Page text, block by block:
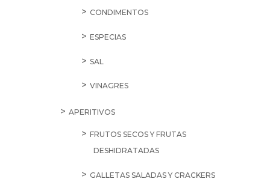
CONDIMENTOS
ESPECIAS
SAL
VINAGRES
APERITIVOS
FRUTOS SECOS Y FRUTAS
DESHIDRATADAS
GALLETAS SALADAS Y CRACKERS